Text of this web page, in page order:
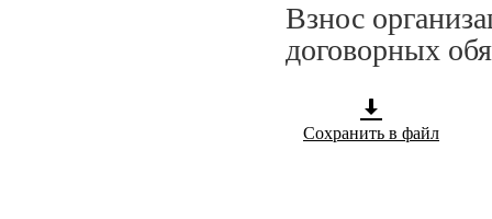
Взнос
договорных
Сохранить в файл